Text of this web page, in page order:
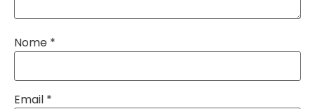
Nome *
Email *